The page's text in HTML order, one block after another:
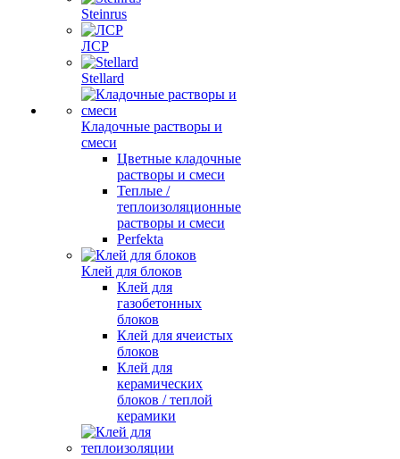
Steinrus
ЛСР
Stellard
Кладочные растворы и
смеси
Цветные кладочные
растворы и смеси
Теплые /
теплоизоляционные
растворы и смеси
Perfekta
Клей для блоков
Клей для
газобетонных
блоков
Клей для ячеистых
блоков
Клей для
керамических
блоков / теплой
керамики